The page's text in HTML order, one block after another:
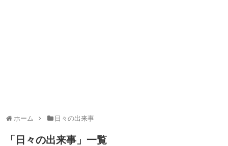
ホーム 日々の出来事
「 日々の出来事 」 一覧